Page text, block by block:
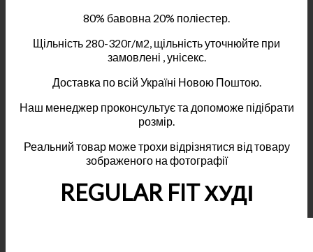
80% бавовна 20% поліестер.
Щільність 280-320г/м2, щільність уточнюйте при
замовлені , унісекс.
Доставка по всій Україні Новою Поштою.
Наш менеджер проконсультує та допоможе підібрати
розмір.
Реальний товар може трохи відрізнятися від товару
зображеного на фотографії
REGULAR FIT ХУДІ